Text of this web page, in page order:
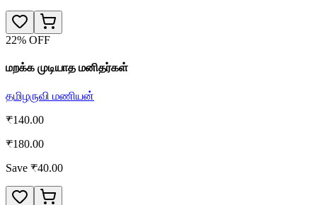
22% OFF
மறக்க முடியாத மனிதர்கள்
தமிழருவி மணியன்
₹140.00
₹180.00
Save ₹40.00